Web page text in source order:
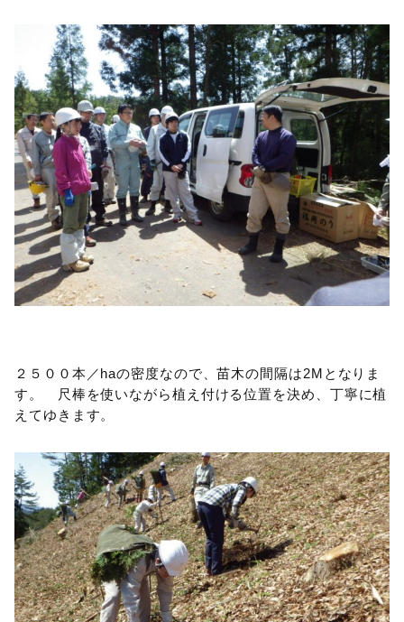
２５００本／haの密度なので、苗木の間隔は2Mとなりま
す。 尺棒を使いながら植え付ける位置を決め、丁寧に植
えてゆきます。